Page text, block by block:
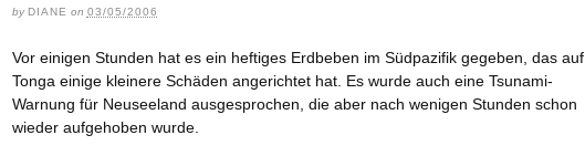
by DIANE on 03/05/2006
Vor einigen Stunden hat es ein heftiges Erdbeben im Südpazifik gegeben, das auf
Tonga einige kleinere Schäden angerichtet hat. Es wurde auch eine Tsunami-
Warnung für Neuseeland ausgesprochen, die aber nach wenigen Stunden schon
wieder aufgehoben wurde.